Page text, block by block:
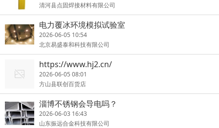
清河县点固焊接材料有限公司
电力覆冰环境模拟试验室
2026-06-05 10:54
北京易盛泰和科技有限公司
https://www.hj2.cn/
2026-06-05 08:01
方山县联创百货店
淄博不锈钢会导电吗？
2026-06-03 16:43
山东振远合金科技有限公司